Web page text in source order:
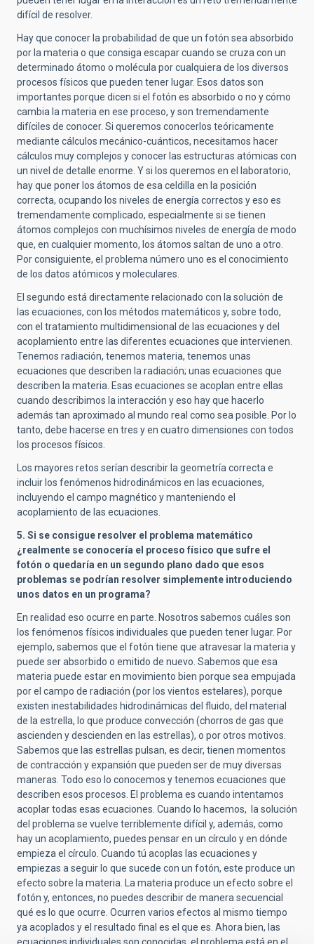
difícil de resolver.
Hay que conocer la probabilidad de que un fotón sea absorbido
por la materia o que consiga escapar cuando se cruza con un
determinado átomo o molécula por cualquiera de los diversos
procesos físicos que pueden tener lugar. Esos datos son
importantes porque dicen si el fotón es absorbido o no y cómo
cambia la materia en ese proceso, y son tremendamente
difíciles de conocer. Si queremos conocerlos teóricamente
mediante cálculos mecánico-cuánticos, necesitamos hacer
cálculos muy complejos y conocer las estructuras atómicas con
un nivel de detalle enorme. Y si los queremos en el laboratorio,
hay que poner los átomos de esa celdilla en la posición
correcta, ocupando los niveles de energía correctos y eso es
tremendamente complicado, especialmente si se tienen
átomos complejos con muchísimos niveles de energía de modo
que, en cualquier momento, los átomos saltan de uno a otro.
Por consiguiente, el problema número uno es el conocimiento
de los datos atómicos y moleculares.
El segundo está directamente relacionado con la solución de
las ecuaciones, con los métodos matemáticos y, sobre todo,
con el tratamiento multidimensional de las ecuaciones y del
acoplamiento entre las diferentes ecuaciones que intervienen.
Tenemos radiación, tenemos materia, tenemos unas
ecuaciones que describen la radiación; unas ecuaciones que
describen la materia. Esas ecuaciones se acoplan entre ellas
cuando describimos la interacción y eso hay que hacerlo
además tan aproximado al mundo real como sea posible. Por lo
tanto, debe hacerse en tres y en cuatro dimensiones con todos
los procesos físicos.
Los mayores retos serían describir la geometría correcta e
incluir los fenómenos hidrodinámicos en las ecuaciones,
incluyendo el campo magnético y manteniendo el
acoplamiento de las ecuaciones.
5. Si se consigue resolver el problema matemático
¿realmente se conocería el proceso físico que sufre el
fotón o quedaría en un segundo plano dado que esos
problemas se podrían resolver simplemente introduciendo
unos datos en un programa?
En realidad eso ocurre en parte. Nosotros sabemos cuáles son
los fenómenos físicos individuales que pueden tener lugar. Por
ejemplo, sabemos que el fotón tiene que atravesar la materia y
puede ser absorbido o emitido de nuevo. Sabemos que esa
materia puede estar en movimiento bien porque sea empujada
por el campo de radiación (por los vientos estelares), porque
existen inestabilidades hidrodinámicas del fluido, del material
de la estrella, lo que produce convección (chorros de gas que
ascienden y descienden en las estrellas), o por otros motivos.
Sabemos que las estrellas pulsan, es decir, tienen momentos
de contracción y expansión que pueden ser de muy diversas
maneras. Todo eso lo conocemos y tenemos ecuaciones que
describen esos procesos. El problema es cuando intentamos
acoplar todas esas ecuaciones. Cuando lo hacemos, la solución
del problema se vuelve terriblemente difícil y, además, como
hay un acoplamiento, puedes pensar en un círculo y en dónde
empieza el círculo. Cuando tú acoplas las ecuaciones y
empiezas a seguir lo que sucede con un fotón, este produce un
efecto sobre la materia. La materia produce un efecto sobre el
fotón y, entonces, no puedes describir de manera secuencial
qué es lo que ocurre. Ocurren varios efectos al mismo tiempo
ya acoplados y el resultado final es el que es. Ahora bien, las
ecuaciones individuales son conocidas, el problema está en el